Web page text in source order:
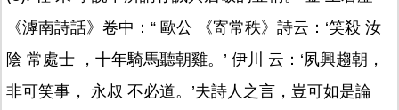
《滹南詩話》卷中：“ 歐公 《寄常秩》詩云：‘笑殺 汝
陰 常處士 ，十年騎馬聽朝雞。’ 伊川 云：‘夙興趨朝，
非可笑事， 永叔 不必道。’夫詩人之言，豈可如是論